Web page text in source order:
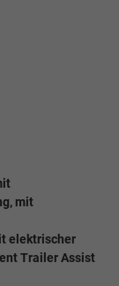
mit
elektrischer
Trailer Assist